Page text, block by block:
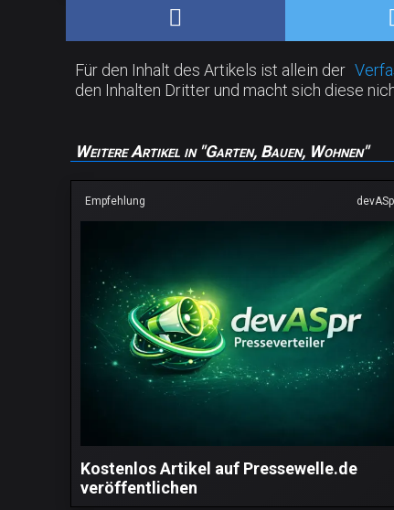
Für den Inhalt des Artikels ist allein der
den Inhalten Dritter und macht sich diese
Weitere Artikel in "Garten, Bauen, Wohnen"
Empfehlung
Kostenlos Artikel auf Pressewelle.de
veröffentlichen